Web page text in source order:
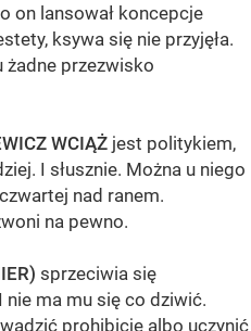
on lansował koncepcje
ksywa się nie przyjęła.
żadne przezwisko
WCIĄŻ jest politykiem,
I słusznie. Można u niego
nad ranem.
na pewno.
sprzeciwia się
ma mu się co dziwić.
prohibicję albo uczynić